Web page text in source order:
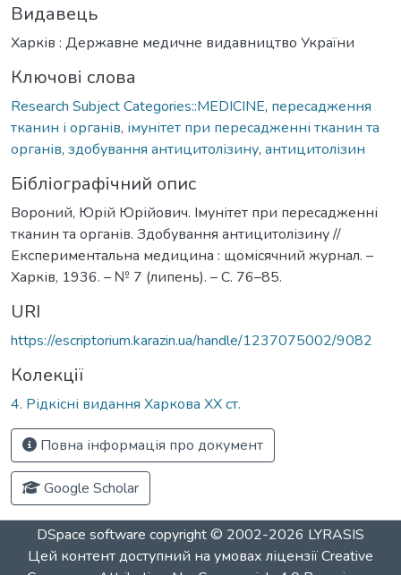
Видавець
Харків : Державне медичне видавництво України
Ключові слова
Research Subject Categories::MEDICINE, пересадження
тканин і органів, імунітет при пересадженні тканин та
органів, здобування антицитолізину, антицитолізин
Бібліографічний опис
Вороний, Юрій Юрійович. Імунітет при пересадженні
тканин та органів. Здобування антицитолізину //
Експериментальна медицина : щомісячний журнал. –
Харків, 1936. – № 7 (липень). – С. 76–85.
URI
https://escriptorium.karazin.ua/handle/1237075002/9082
Колекції
4. Рідкісні видання Харкова ХХ ст.
Повна інформація про документ
Google Scholar
DSpace software copyright © 2002-2026 LYRASIS
Цей контент доступний на умовах ліцензіїCreative